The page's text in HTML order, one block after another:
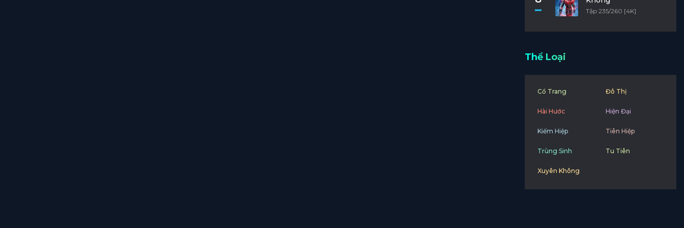
Tập 235/260 [4K]
Thể Loại
Cổ Trang Đô Thị
Hài Hước Hiện Đại
Kiếm Hiệp Tiên Hiệp
Trùng Sinh Tu Tiên
Xuyên Không